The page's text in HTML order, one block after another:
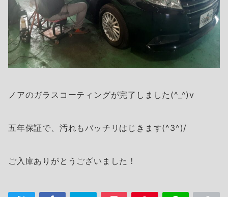
ノアのガラスコーティングが完了しました(^_^)v
五年保証で、汚れもバッチリはじきます(^3^)/
ご入庫ありがとうございました！